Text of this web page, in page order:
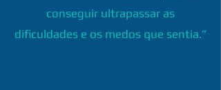
conseguir ultrapassar as
dificuldades e os medos que sentia.”